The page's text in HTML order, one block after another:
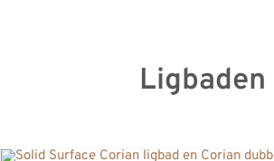
Ligbaden